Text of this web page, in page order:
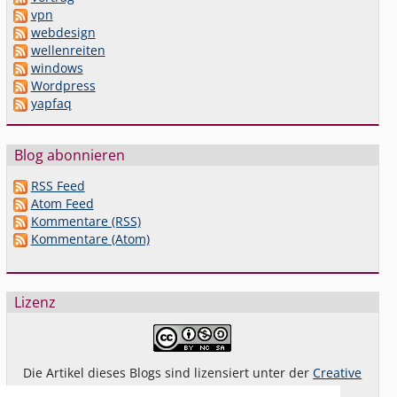
vpn
webdesign
wellenreiten
windows
Wordpress
yapfaq
Blog abonnieren
RSS Feed
Atom Feed
Kommentare (RSS)
Kommentare (Atom)
Lizenz
Die Artikel dieses Blogs sind lizensiert unter derCreative